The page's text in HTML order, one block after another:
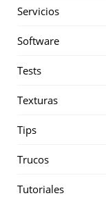
Servicios
Software
Tests
Texturas
Tips
Trucos
Tutoriales